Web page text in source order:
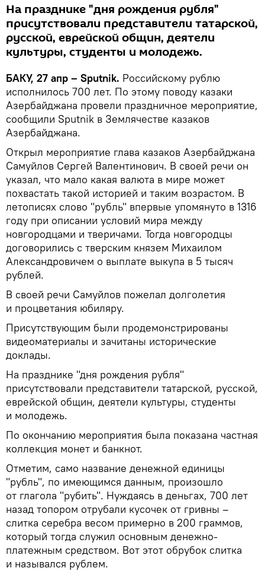
На празднике "дня рождения рубля"
присутствовали представители татарской,
русской, еврейской общин, деятели
культуры, студенты и молодежь.
БАКУ, 27 апр – Sputnik. Российскому рублю
исполнилось 700 лет. По этому поводу казаки
Азербайджана провели праздничное мероприятие,
сообщили Sputnik в Землячестве казаков
Азербайджана.
Открыл мероприятие глава казаков Азербайджана
Самуйлов Сергей Валентинович. В своей речи он
указал, что мало какая валюта в мире может
похвастать такой историей и таким возрастом. В
летописях слово "рубль" впервые упомянуто в 1316
году при описании условий мира между
новгородцами и тверичами. Тогда новгородцы
договорились с тверским князем Михаилом
Александровичем о выплате выкупа в 5 тысяч
рублей.
В своей речи Самуйлов пожелал долголетия
и процветания юбиляру.
Присутствующим были продемонстрированы
видеоматериалы и зачитаны исторические
доклады.
На празднике "дня рождения рубля"
присутствовали представители татарской, русской,
еврейской общин, деятели культуры, студенты
и молодежь.
По окончанию мероприятия была показана частная
коллекция монет и банкнот.
Отметим, само название денежной единицы
"рубль", по имеющимся данным, произошло
от глагола "рубить". Нуждаясь в деньгах, 700 лет
назад топором отрубали кусочек от гривны –
слитка серебра весом примерно в 200 граммов,
который тогда служил основным денежно-
платежным средством. Вот этот обрубок слитка
и назывался рублем.